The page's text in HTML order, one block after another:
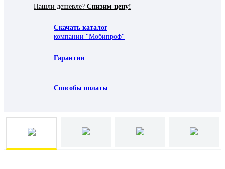
Нашли дешевле? Снизим цену!
Скачать каталог
компании "Мобипроф"
Гарантии
Способы оплаты